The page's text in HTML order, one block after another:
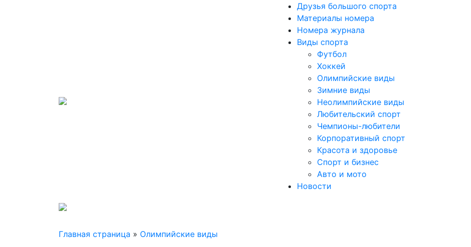
Друзья большого спорта
Материалы номера
Номера журнала
Виды спорта
Футбол
Хоккей
Олимпийские виды
Зимние виды
Неолимпийские виды
Любительский спорт
Чемпионы-любители
Корпоративный спорт
Красота и здоровье
Спорт и бизнес
Авто и мото
Новости
Главная страница » Олимпийские виды